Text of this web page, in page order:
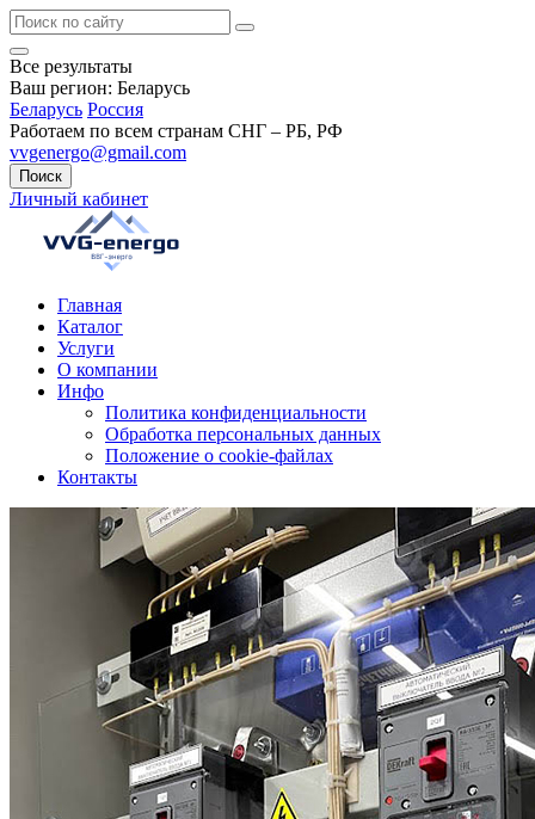
Все результаты
Ваш регион: Беларусь
Беларусь Россия
Работаем по всем странам СНГ – РБ, РФ
vvgenergo@gmail.com
Поиск
Личный кабинет
Главная
Каталог
Услуги
О компании
Инфо
Политика конфиденциальности
Обработка персональных данных
Положение о cookie-файлах
Контакты